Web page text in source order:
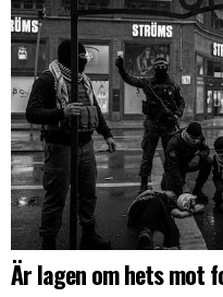
Är lagen om hets mot